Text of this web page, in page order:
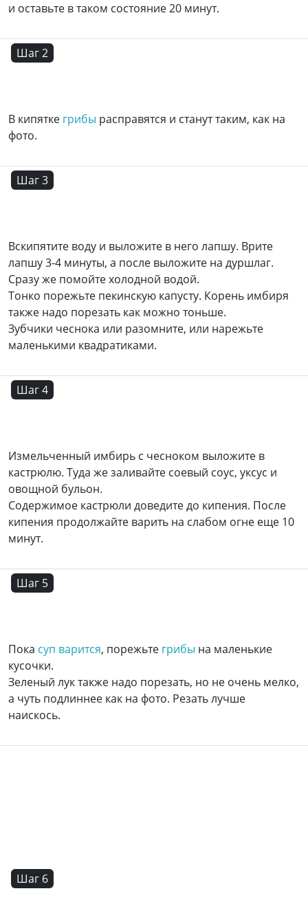
и оставьте в таком состояние 20 минут.
Шаг 2
В кипятке грибы расправятся и станут таким, как на
фото.
Шаг 3
Вскипятите воду и выложите в него лапшу. Врите
лапшу 3-4 минуты, а после выложите на дуршлаг.
Сразу же помойте холодной водой.
Тонко порежьте пекинскую капусту. Корень имбиря
также надо порезать как можно тоньше.
Зубчики чеснока или разомните, или нарежьте
маленькими квадратиками.
Шаг 4
Измельченный имбирь с чесноком выложите в
кастрюлю. Туда же заливайте соевый соус, уксус и
овощной бульон.
Содержимое кастрюли доведите до кипения. После
кипения продолжайте варить на слабом огне еще 10
минут.
Шаг 5
Пока суп варится, порежьте грибы на маленькие
кусочки.
Зеленый лук также надо порезать, но не очень мелко,
а чуть подлиннее как на фото. Резать лучше
наискось.
Шаг 6